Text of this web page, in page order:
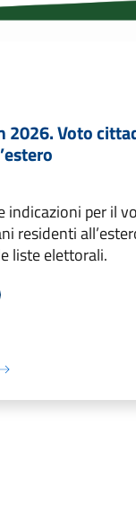
2026. Voto
indicazioni per il
residenti
liste elettorali.